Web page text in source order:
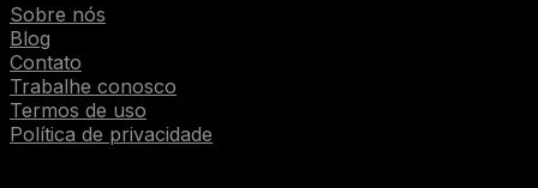
Sobre nós
Blog
Contato
Trabalhe conosco
Termos de uso
Política de privacidade